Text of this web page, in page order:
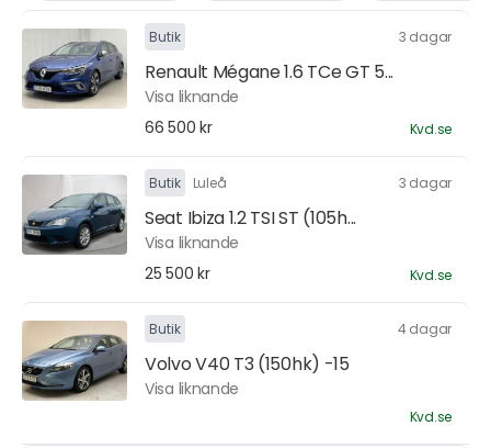
Butik 3 dagar
Renault Mégane 1.6 TCe GT 5...
Visa liknande
66 500 kr
Kvd.se
Butik Luleå 3 dagar
Seat Ibiza 1.2 TSI ST (105h...
Visa liknande
25 500 kr
Kvd.se
Butik 4 dagar
Volvo V40 T3 (150hk) -15
Visa liknande
Kvd.se